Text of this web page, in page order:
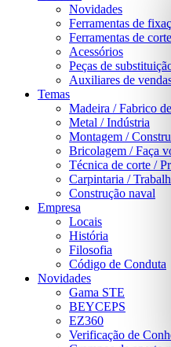
Novidades
Ferramentas de
Ferramentas de corte
Acessórios
Peças de
Auxiliares de
Temas
Madeira / Fabrico de
Metal / Indústria
Montagem /
Bricolagem / Faça
Técnica de corte /
Carpintaria /
Construção naval
Empresa
Locais
História
Filosofia
Código de Conduta
Novidades
Gama STE
BEYCEPS
EZ360
Verificação de